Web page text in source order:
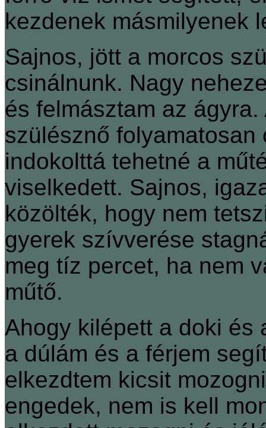
kezdenek másmilyenek
Sajnos, jött a morcos
csinálnunk. Nagy
és felmásztam az
szülésznő
indokolttá tehetné a
viselkedett. Sajnos,
közölték, hogy nem
gyerek szívverése
meg tíz percet, ha nem
műtő.
Ahogy kilépett a doki és
a dúlám és a férjem
elkezdtem kicsit
engedek, nem is kell